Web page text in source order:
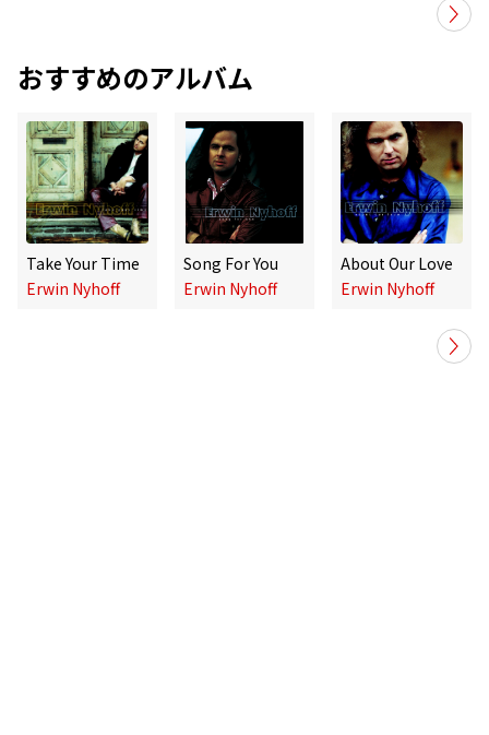
おすすめのアルバム
Take Your Time
Erwin Nyhoff
Song For You
Erwin Nyhoff
About Our Love
Erwin Nyhoff